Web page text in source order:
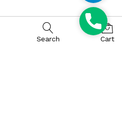
Search Cart
l
g
h